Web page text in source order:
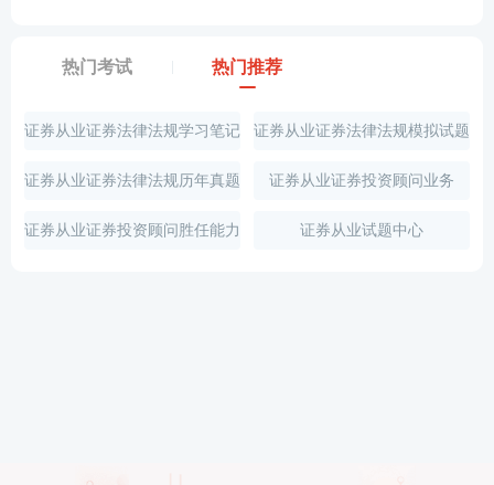
热门考试 热门推荐
证券从业证券法律法规学习笔记 证券从业证券法律法规模拟试题
证券从业证券法律法规历年真题 证券从业证券投资顾问业务
证券从业证券投资顾问胜任能力 证券从业试题中心